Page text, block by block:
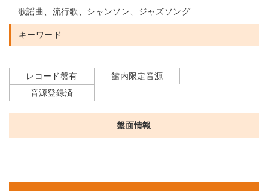
盤面情報
歌謡曲、流行歌、シャンソン、ジャズソング
キーワード
レコード盤有
館内限定音源
音源登録済